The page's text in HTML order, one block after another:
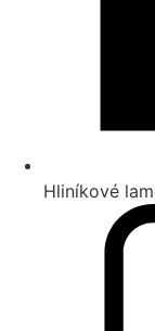
Hliníkové